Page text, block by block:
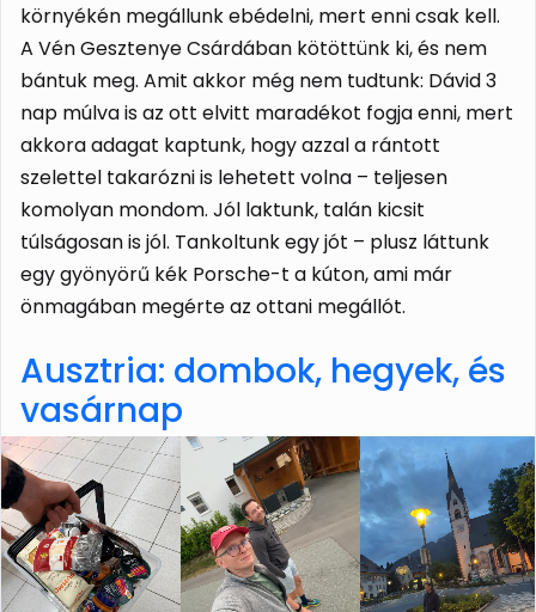
környékén megállunk ebédelni, mert enni csak kell.
A Vén Gesztenye Csárdában kötöttünk ki, és nem
bántuk meg. Amit akkor még nem tudtunk: Dávid 3
nap múlva is az ott elvitt maradékot fogja enni, mert
akkora adagat kaptunk, hogy azzal a rántott
szelettel takarózni is lehetett volna – teljesen
komolyan mondom. Jól laktunk, talán kicsit
túlságosan is jól. Tankoltunk egy jót – plusz láttunk
egy gyönyörű kék Porsche-t a kúton, ami már
önmagában megérte az ottani megállót.
Ausztria: dombok, hegyek, és
vasárnap